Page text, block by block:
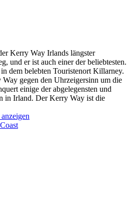
Kerry Way Irlands längster
und er ist auch einer der beliebtesten.
dem belebten Touristenort Killarney.
gegen den Uhrzeigersinn um die
einige der abgelegensten und
in Irland. Der Kerry Way ist die